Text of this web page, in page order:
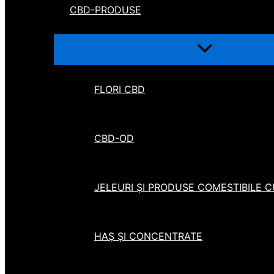
CBD-PRODUSE
FLORI CBD
CBD-OD
JELEURI ȘI PRODUSE COMESTIBILE
HAȘ ȘI CONCENTRATE